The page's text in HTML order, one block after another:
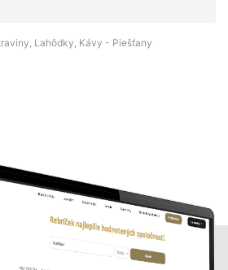
Lahôdky, Kávy - Piešťany